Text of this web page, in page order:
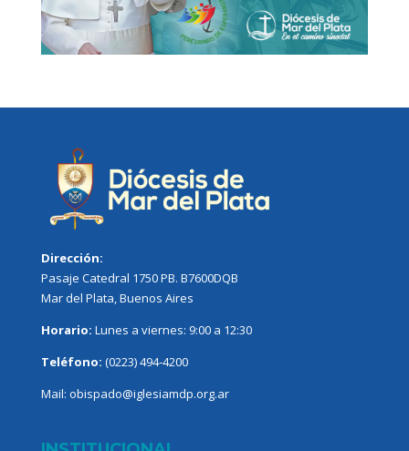
Dirección:
Pasaje Catedral 1750 PB. B7600DQB
Mar del Plata, Buenos Aires
Horario: Lunes a viernes: 9:00 a 12:30
Teléfono: (0223) 494-4200
Mail: obispado@iglesiamdp.org.ar